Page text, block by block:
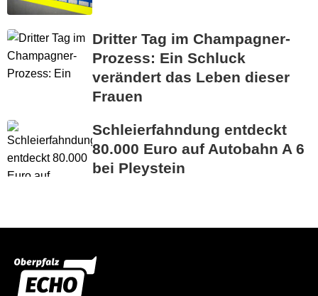
Dritter Tag im Champagner-
Prozess: Ein Schluck
verändert das Leben dieser
Frauen
Schleierfahndung entdeckt
80.000 Euro auf Autobahn A 6
bei Pleystein